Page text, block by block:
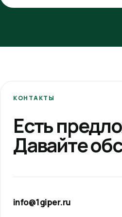
КОНТАКТЫ
Есть
Давайте
info@1giper.ru